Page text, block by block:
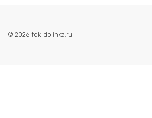
© 2026 fok-dolinka.ru